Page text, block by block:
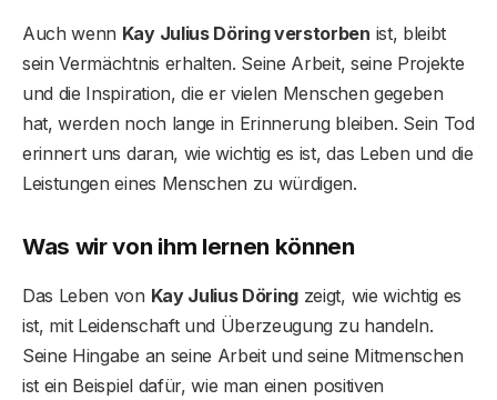
Auch wenn Kay Julius Döring verstorben ist, bleibt
sein Vermächtnis erhalten. Seine Arbeit, seine Projekte
und die Inspiration, die er vielen Menschen gegeben
hat, werden noch lange in Erinnerung bleiben. Sein Tod
erinnert uns daran, wie wichtig es ist, das Leben und die
Leistungen eines Menschen zu würdigen.
Was wir von ihm lernen können
Das Leben von Kay Julius Döring zeigt, wie wichtig es
ist, mit Leidenschaft und Überzeugung zu handeln.
Seine Hingabe an seine Arbeit und seine Mitmenschen
ist ein Beispiel dafür, wie man einen positiven